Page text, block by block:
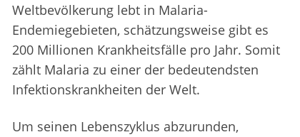
Weltbevölkerung lebt in Malaria-
Endemiegebieten, schätzungsweise gibt es
200 Millionen Krankheitsfälle pro Jahr. Somit
zählt Malaria zu einer der bedeutendsten
Infektionskrankheiten der Welt.
Um seinen Lebenszyklus abzurunden,